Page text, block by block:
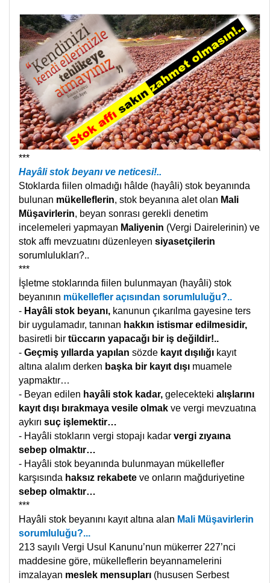
***
Hayâli stok beyanı ve neticesi!..
Stoklarda fiilen olmadığı hâlde (hayâli) stok beyanında
bulunan mükelleflerin, stok beyanına alet olan Mali
Müşavirlerin, beyan sonrası gerekli denetim
incelemeleri yapmayan Maliyenin (Vergi Dairelerinin) ve
stok affı mevzuatını düzenleyen siyasetçilerin
sorumlulukları?..
***
İşletme stoklarında fiilen bulunmayan (hayâli) stok
beyanının mükellefler açısından sorumluluğu?..
- Hayâli stok beyanı, kanunun çıkarılma gayesine ters
bir uygulamadır, tanınan hakkın istismar edilmesidir,
basiretli bir tüccarın yapacağı bir iş değildir!..
- Geçmiş yıllarda yapılan sözde kayıt dışılığı kayıt
altına alalım derken başka bir kayıt dışı muamele
yapmaktır…
- Beyan edilen hayâli stok kadar, gelecekteki alışlarını
kayıt dışı bırakmaya vesile olmak ve vergi mevzuatına
aykırı suç işlemektir…
- Hayâli stokların vergi stopajı kadar vergi zıyaına
sebep olmaktır…
- Hayâli stok beyanında bulunmayan mükellefler
karşısında haksız rekabete ve onların mağduriyetine
sebep olmaktır…
***
Hayâli stok beyanını kayıt altına alan Mali Müşavirlerin
sorumluluğu?...
213 sayılı Vergi Usul Kanunu’nun mükerrer 227’nci
maddesine göre, mükelleflerin beyannamelerini
imzalayan meslek mensupları (hususen Serbest